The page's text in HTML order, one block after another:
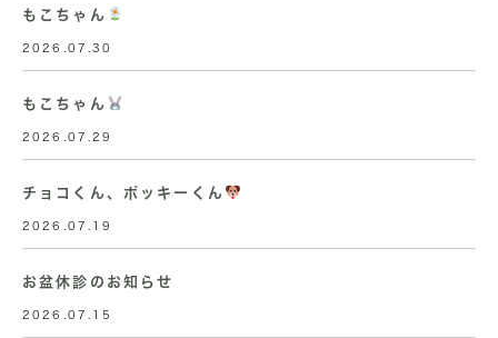
もこちゃん
2026.07.30
もこちゃん
2026.07.29
チョコくん、ポッキーくん
2026.07.19
お盆休診のお知らせ
2026.07.15